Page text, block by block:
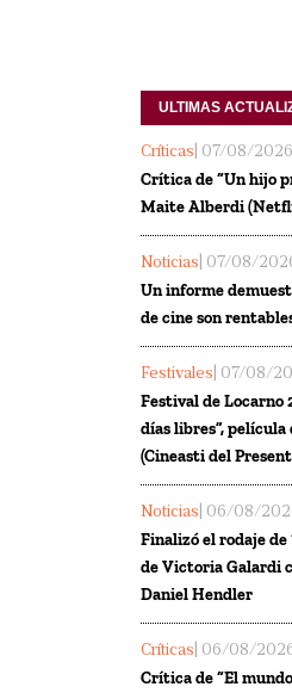
ULTIMAS
Críticas | 07/08/2026
Crítica de “Un hijo
Maite Alberdi
Noticias | 07/08/
Un informe
de cine son
Festivales | 07/08/
Festival de Locarno
días libres”,
(Cineasti del
Noticias | 06/08/
Finalizó el rodaje de
de Victoria Galardi
Daniel Hendler
Críticas | 06/08/
Crítica de “El